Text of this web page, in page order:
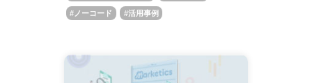
ノーコード 活用事例